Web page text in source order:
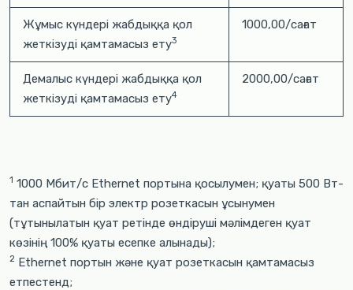
Жұмыс күндері жабдыққа қол
жеткізуді қамтамасыз ету3
1000,00/сағат
Демалыс күндері жабдыққа қол
жеткізуді қамтамасыз ету4
2000,00/сағат
1 1000 Мбит/с Ethernet портына қосылумен; қуаты 500 Вт-
тан аспайтын бір электр розеткасын ұсынумен
(тұтынылатын қуат ретінде өндіруші мәлімдеген қуат
көзінің 100% қуаты есепке алынады);
2 Ethernet портын және қуат розеткасын қамтамасыз
етпестенд;